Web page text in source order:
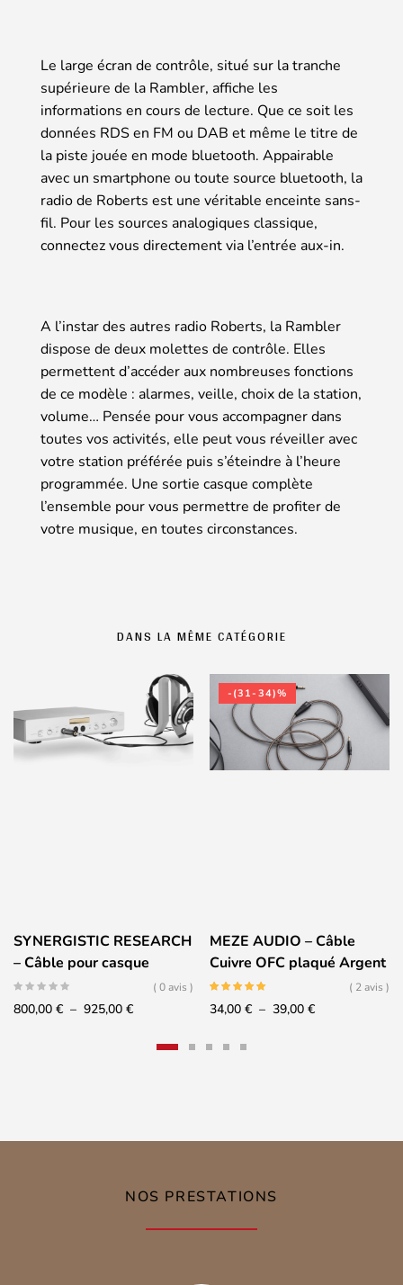
Le large écran de contrôle, situé sur la tranche
supérieure de la Rambler, affiche les
informations en cours de lecture. Que ce soit les
données RDS en FM ou DAB et même le titre de
la piste jouée en mode bluetooth. Appairable
avec un smartphone ou toute source bluetooth, la
radio de Roberts est une véritable enceinte sans-
fil. Pour les sources analogiques classique,
connectez vous directement via l’entrée aux-in.
A l’instar des autres radio Roberts, la Rambler
dispose de deux molettes de contrôle. Elles
permettent d’accéder aux nombreuses fonctions
de ce modèle : alarmes, veille, choix de la station,
volume… Pensée pour vous accompagner dans
toutes vos activités, elle peut vous réveiller avec
votre station préférée puis s’éteindre à l’heure
programmée. Une sortie casque complète
l’ensemble pour vous permettre de profiter de
votre musique, en toutes circonstances.
DANS LA MÊME CATÉGORIE
SYNERGISTIC RESEARCH
– Câble pour casque
ATMOSPHERE – 2,5m( 0 avis )
800,00 € – 925,00 €Plage
prix :
-(31-34)%
MEZE AUDIO – Câble
Cuivre OFC plaqué Argent
pour 99 Classics et 99 Neo
( 2 avis )
34,00 € – 39,00 €Plage
NOS PRESTATIONS